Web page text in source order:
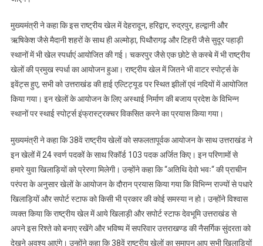
मुख्यमंत्री ने कहा कि इस राष्ट्रीय खेल में देहरादून, हरिद्वार, रुद्रपुर, हल्द्वानी और
ऋषिकेश जैसे मैदानी शहरों के साथ ही अल्मोड़ा, पिथौरागढ़ और टिहरी जैसे सुदूर पहाड़ी
स्थानों में भी खेल स्पर्धाएं आयोजित की गई। चकरपुर जैसे एक छोटे से कस्बे में भी राष्ट्रीय
खेलों की प्रमुख स्पर्धा का आयोजन हुआ। राष्ट्रीय खेल में जितने भी वाटर स्पोर्ट्स के
इवेंट्स हुए, सभी को उत्तराखंड की हाई एल्टिट्यूड पर स्थित झीलों एवं नदियों में आयोजित
किया गया। इन खेलों के आयोजन के लिए अस्थाई निर्माण की बजाय प्रदेश के विभिन्न
स्थानों पर स्थाई स्पोर्ट्स इंफ्रास्ट्रक्चर विकसित करने का प्रयास किया गया।
मुख्यमंत्री ने कहा कि 38वें राष्ट्रीय खेलों को सफलतापूर्वक आयोजन के साथ उत्तराखंड ने
इन खेलों में 24 स्वर्ण पदकों के साथ रिकॉर्ड 103 पदक अर्जित किए। इन परिणामों से
हमारे युवा खिलाड़ियों को प्रेरणा मिलेगी। उन्होंने कहा कि “अतिथि देवो भवः“ की प्राचीन
परंपरा के अनुसार खेलों के आयोजन के दौरान प्रयास किया गया कि विभिन्न राज्यों से पधारे
खिलाड़ियों और सपोर्ट स्टाफ को किसी भी प्रकार की कोई समस्या न हो। उन्होंने विश्वास
व्यक्त किया कि राष्ट्रीय खेल में आये खिलाड़ी और सपोर्ट स्टाफ देवभूमि उत्तराखंड से
अपने इस रिश्ते को बनाए रखेंगे और भविष्य में सपरिवार उत्तराखण्ड की नैसर्गिक सुंदरता को
देखने अवश्य आएंगे। उन्होंने कहा कि 38वें राष्ट्रीय खेलों का समापन आप सभी खिलाड़ियों